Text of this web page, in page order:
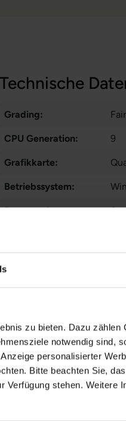
zu bieten. Dazu zählen
notwendig sind,
personalisierter
Bitte beachten Sie,
stehen. Weitere
Technische
Grading: Fair
CPU Generation: 9
Grafikkarte:
Betriebssystem:
Prozessorkerne: 6
Displaygröße:
LTE: